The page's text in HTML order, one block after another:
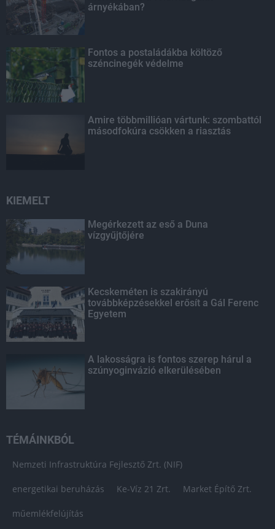
árnyékában?
Fontos a postaládákba költöző
széncinegék védelme
Amire többmillióan vártunk: szombattól
másodfokúra csökken a riasztás
KIEMELT
Megérkezett az eső a Duna
vízgyűjtőjére
Kecskeméten is szakirányú
továbbképzésekkel erősít a Gál Ferenc
Egyetem
A lakosságra is fontos szerep hárul a
szúnyoginvázió elkerülésében
TÉMÁINKBÓL
Nemzeti Infrastruktúra Fejlesztő Zrt. (NIF)
energetikai beruházás Ke-Víz 21 Zrt. Market Építő Zrt.
műemlékfelújítás